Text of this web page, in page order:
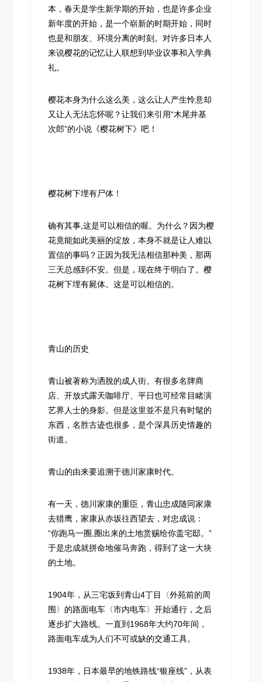
本，春天是学生新学期的开始，也是许多企业
新年度的开始，是一个崭新的时期开始，同时
也是和朋友、环境分离的时刻。对许多日本人
来说樱花的记忆让人联想到毕业议事和入学典
礼。
樱花本身为什么这么美，这么让人产生怜意却
又让人无法忘怀呢？让我们来引用“木尾井基
次郎”的小说《樱花树下》吧！
樱花树下埋有尸体！
确有其事,这是可以相信的喔。为什么？因为樱
花竟能如此美丽的绽放，本身不就是让人难以
置信的事吗？正因为我无法相信那种美，那两
三天总感到不安。但是，现在终于明白了。樱
花树下埋有屍体。这是可以相信的。
青山的历史
青山被著称为洒脫的成人街。有很多名牌商
店、开放式露天咖啡厅、平日也可经常目睹演
艺界人士的身影。但是这里並不是只有时髦的
东西，名胜古迹也很多，是个深具历史情趣的
街道。
青山的由来要追溯于德川家康时代。
有一天，德川家康的重臣，青山忠成随同家康
去猎鹰，家康从赤坂往西望去，对忠成说：
“你跑马一圈,圈出来的土地赏赐给你盖宅邸。”
于是忠成就拼命地催马奔跑，得到了这一大块
的土地。
1904年，从三宅坂到青山4丁目〈外苑前的周
围〉的路面电车〈市内电车〉开始通行，之后
逐步扩大路线。一直到1968年大约70年间，
路面电车成为人们不可或缺的交通工具。
1938年，日本最早的地铁路线“银座线”，从表